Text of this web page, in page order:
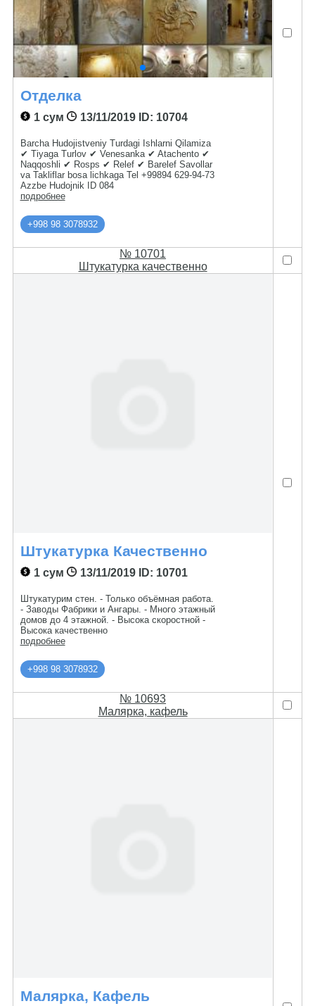
Отделка
1 сум 13/11/2019ID: 10704
Barcha Hudojistveniy Turdagi Ishlarni Qilamiza
✔ Tiyaga Turlov ✔ Venesanka ✔ Atachento ✔
Naqqoshli ✔ Rosps ✔ Relef ✔ Barelef Savollar
va Takliflar bosa lichkaga Tel +99894 629-94-73
Azzbe Hudojnik ID 084
подробнее
+998 98 3078932
№ 10701
Штукатурка качественно
Штукатурка Качественно
1 сум 13/11/2019ID: 10701
Штукатурим стен. - Только объёмная работа.
- Заводы Фабрики и Ангары. - Много этажный
домов до 4 этажной. - Высока скоростной -
Высока качественно
подробнее
+998 98 3078932
№ 10693
Малярка, кафель
Малярка, Кафель